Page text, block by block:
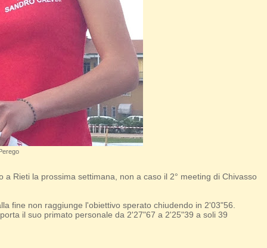
Rieti la prossima settimana, non a caso il 2° meeting di Chivasso
fine non raggiunge l'obiettivo sperato chiudendo in 2'03"56.
il suo primato personale da 2'27"67 a 2'25"39 a soli 39